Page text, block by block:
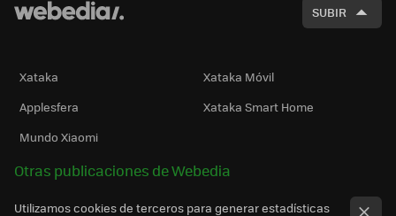
SUBIR
Xataka
Xataka Móvil
Applesfera
Xataka Smart Home
Mundo Xiaomi
Otras publicaciones de Webedia
Utilizamos cookies de terceros para generar estadísticas